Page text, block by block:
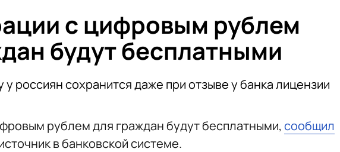
с цифровым рублем
будут бесплатными
у россиян сохранится даже при отзыве у банка лицензии
рублем для граждан будут бесплатными, сообщил
в банковской системе.